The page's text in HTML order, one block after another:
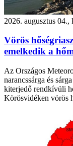
2026. augusztus 04.,
Vörös
emelkedik a
Az Országos
narancssárga és
kiterjedő rendkívüli
Körösvidéken vörös